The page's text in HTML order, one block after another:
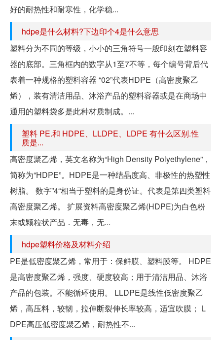
好的耐热性和耐寒性，化学稳...
hdpe是什么材料?下边印个4是什么意思
塑料分为不同的等级，小小的三角符号一般印刻在塑料容
器的底部。三角框内的数字从1至7不等，每个编号背后代
表着一种规格的塑料容器 “02”代表HDPE（高密度聚乙
烯），装有清洁用品、沐浴产品的塑料容器或是在商场中
通用的塑料袋多是此种材质制成。...
塑料 PE.和 HDPE、LLDPE、LDPE 有什么区别.性
质是...
高密度聚乙烯，英文名称为“High Density Polyethylene”，
简称为“HDPE”。HDPE是一种结晶度高、非极性的热塑性
树脂。 数字”4“相当于塑料的是身份证。代表是第四类塑料
高密度聚乙烯。 扩展资料高密度聚乙烯(HDPE)为白色粉
末或颗粒状产品．无毒，无...
hdpe塑料价格及材料介绍
PE是低密度聚乙烯，常用于：保鲜膜、塑料膜等。 HDPE
是高密度聚乙烯，强度、硬度较高；用于清洁用品、沐浴
产品的包装。不能循环使用。 LLDPE是线性低密度聚乙
烯，高压料，较韧，拉伸断裂伸长率较高，适宜吹膜； L
DPE高压低密度聚乙烯，耐热性不...